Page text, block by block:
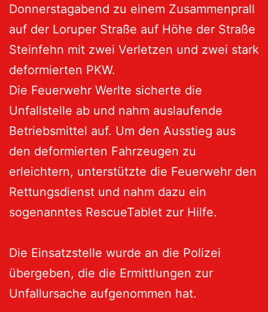
Donnerstagabend zu einem Zusammenprall
auf der Loruper Straße auf Höhe der Straße
Steinfehn mit zwei Verletzen und zwei stark
deformierten PKW.
Die Feuerwehr Werlte sicherte die
Unfallstelle ab und nahm auslaufende
Betriebsmittel auf. Um den Ausstieg aus
den deformierten Fahrzeugen zu
erleichtern, unterstützte die Feuerwehr den
Rettungsdienst und nahm dazu ein
sogenanntes RescueTablet zur Hilfe.
Die Einsatzstelle wurde an die Polizei
übergeben, die die Ermittlungen zur
Unfallursache aufgenommen hat.